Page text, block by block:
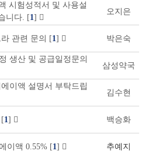
시험성적서 및 사용설
니다. [1]
오지은
관련 문의 [1] 박은숙
생산 및 공급일정문의
삼성약국
이액 설명서 부탁드립
김수현
[1] 백승화
이액 0.55% [1] 추예지